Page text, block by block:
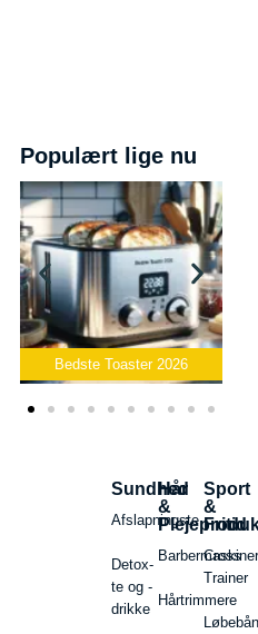
Populært lige nu
Bedste Toaster 2026
Sundhed
Afslapningste
Detox-
te og -
drikke
Hår
&
Hårtrimmere
Sport
&
Fritid
Cross
Trainer